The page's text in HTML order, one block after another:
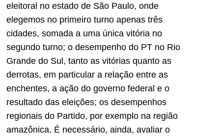
eleitoral no estado de São Paulo, onde
elegemos no primeiro turno apenas três
cidades, somada a uma única vitória no
segundo turno; o desempenho do PT no Rio
Grande do Sul, tanto as vitórias quanto as
derrotas, em particular a relação entre as
enchentes, a ação do governo federal e o
resultado das eleições; os desempenhos
regionais do Partido, por exemplo na região
amazônica. É necessário, ainda, avaliar o